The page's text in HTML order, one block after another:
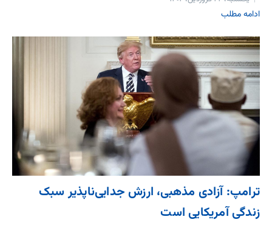
ادامه مطلب
ترامپ: آزادی مذهبی، ارزش جدایی‌ناپذیر سبک
زندگی آمریکایی است